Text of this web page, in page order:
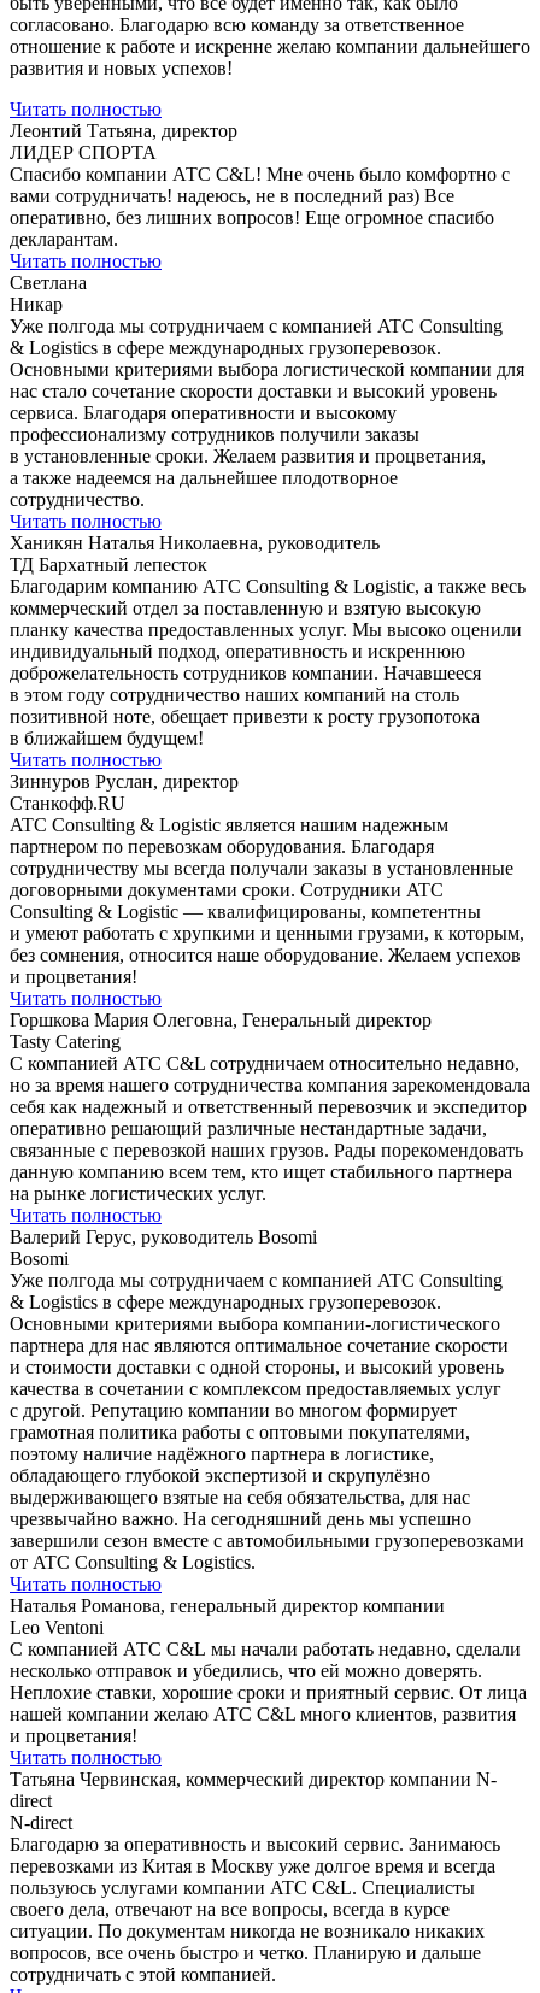
согласовано. Благодарю всю команду за ответственное
отношение к работе и искренне желаю компании дальнейшего
развития и новых успехов!
Читать полностью
Леонтий Татьяна, директор
ЛИДЕР СПОРТА
Спасибо компании АТС С&L! Мне очень было комфортно с
вами сотрудничать! надеюсь, не в последний раз) Все
оперативно, без лишних вопросов! Еще огромное спасибо
декларантам.
Читать полностью
Светлана
Никар
Уже полгода мы сотрудничаем с компанией ATC Consulting
& Logistics в сфере международных грузоперевозок.
Основными критериями выбора логистической компании для
нас стало сочетание скорости доставки и высокий уровень
сервиса. Благодаря оперативности и высокому
профессионализму сотрудников получили заказы
в установленные сроки. Желаем развития и процветания,
а также надеемся на дальнейшее плодотворное
сотрудничество.
Читать полностью
Ханикян Наталья Николаевна, руководитель
ТД Бархатный лепесток
Благодарим компанию АТС Consulting & Logistic, а также весь
коммерческий отдел за поставленную и взятую высокую
планку качества предоставленных услуг. Мы высоко оценили
индивидуальный подход, оперативность и искреннюю
доброжелательность сотрудников компании. Начавшееся
в этом году сотрудничество наших компаний на столь
позитивной ноте, обещает привезти к росту грузопотока
в ближайшем будущем!
Читать полностью
Зиннуров Руслан, директор
Станкофф.RU
ATC Consulting & Logistic является нашим надежным
партнером по перевозкам оборудования. Благодаря
сотрудничеству мы всегда получали заказы в установленные
договорными документами сроки. Сотрудники ATC
Consulting & Logistic — квалифицированы, компетентны
и умеют работать с хрупкими и ценными грузами, к которым,
без сомнения, относится наше оборудование. Желаем успехов
и процветания!
Читать полностью
Горшкова Мария Олеговна, Генеральный директор
Tasty Catering
С компанией АТС С&L сотрудничаем относительно недавно,
но за время нашего сотрудничества компания зарекомендовала
себя как надежный и ответственный перевозчик и экспедитор
оперативно решающий различные нестандартные задачи,
связанные с перевозкой наших грузов. Рады порекомендовать
данную компанию всем тем, кто ищет стабильного партнера
на рынке логистических услуг.
Читать полностью
Валерий Герус, руководитель Bosomi
Bosomi
Уже полгода мы сотрудничаем с компанией ATC Consulting
& Logistics в сфере международных грузоперевозок.
Основными критериями выбора компании-логистического
партнера для нас являются оптимальное сочетание скорости
и стоимости доставки с одной стороны, и высокий уровень
качества в сочетании с комплексом предоставляемых услуг
с другой. Репутацию компании во многом формирует
грамотная политика работы с оптовыми покупателями,
поэтому наличие надёжного партнера в логистике,
обладающего глубокой экспертизой и скрупулёзно
выдерживающего взятые на себя обязательства, для нас
чрезвычайно важно. На сегодняшний день мы успешно
завершили сезон вместе с автомобильными грузоперевозками
от ATC Consulting & Logistics.
Читать полностью
Наталья Романова, генеральный директор компании
Leo Ventoni
С компанией АТС C&L мы начали работать недавно, сделали
несколько отправок и убедились, что ей можно доверять.
Неплохие ставки, хорошие сроки и приятный сервис. От лица
нашей компании желаю АТС C&L много клиентов, развития
и процветания!
Читать полностью
Татьяна Червинская, коммерческий директор компании N-
direct
N-direct
Благодарю за оперативность и высокий сервис. Занимаюсь
перевозками из Китая в Москву уже долгое время и всегда
пользуюсь услугами компании ATC С&L. Специалисты
своего дела, отвечают на все вопросы, всегда в курсе
ситуации. По документам никогда не возникало никаких
вопросов, все очень быстро и четко. Планирую и дальше
сотрудничать c этой компанией.